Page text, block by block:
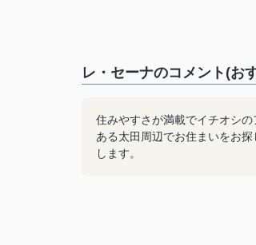
レ・セーナのコメント(お
住みやすさが満載でイチオシ
ある太田周辺でお住まいをお
します。